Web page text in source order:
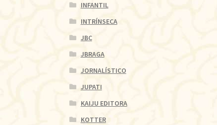
INFANTIL
INTRÍNSECA
JBC
JBRAGA
JORNALÍSTICO
JUPATI
KAIJU EDITORA
KOTTER